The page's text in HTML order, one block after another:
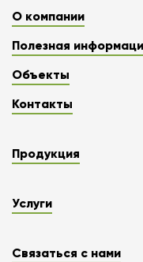
О компании
Полезная
Объекты
Контакты
Продукция
Услуги
Связаться с нами